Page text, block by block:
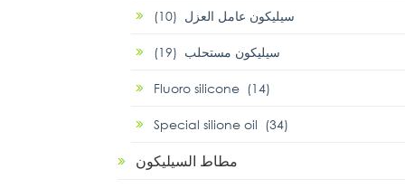
سيليكون عامل العزل (10)
سيليكون مستحلب (19)
Fluoro silicone (14)
Special silione oil (34)
مطاط السيليكون